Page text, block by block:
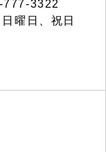
3322
曜日、祝日